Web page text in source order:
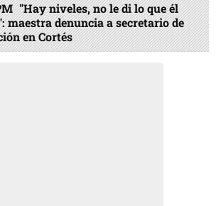
"Hay niveles, no le di lo que él
maestra denuncia a secretario de
en Cortés